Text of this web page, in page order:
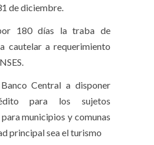
de diciembre.
180 días la traba de
cautelar a requerimiento
Central a disponer
para los sujetos
municipios y comunas
principal sea el turismo